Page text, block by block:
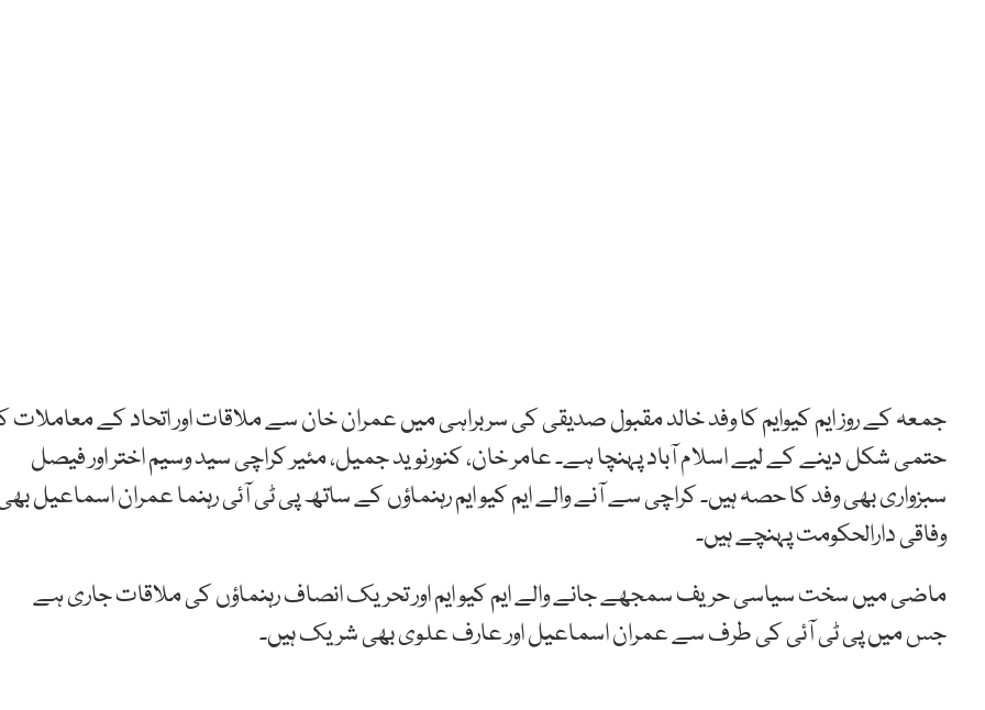
جمعہ کے روز ایم کیوایم کا وفد خالد مقبول صدیقی کی سربراہی میں عمران خان سے ملاقات اور اتحاد کے معاملات
حتمی شکل دینے کے لیے اسلام آباد پہنچا ہے۔ عامر خان، کنورنوید جمیل، مئیر کراچی سید وسیم اختر اور فیصل
سبزواری بھی وفد کا حصہ ہیں۔ کراچی سے آنے والے ایم کیو ایم رہنماؤں کے ساتھ پی ٹی آئی رہنما عمران اسماعیل
وفاقی دارالحکومت پہنچے ہیں۔
ماضی میں سخت سیاسی حریف سمجھے جانے والے ایم کیو ایم اور تحریک انصاف رہنماؤں کی ملاقات جاری ہے
جس میں پی ٹی آئی کی طرف سے عمران اسماعیل اور عارف علوی بھی شریک ہیں۔